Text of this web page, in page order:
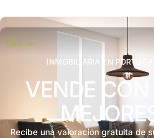
INMOBILIARIA EN
VENDE CON
Recibe una valoración gratuita de